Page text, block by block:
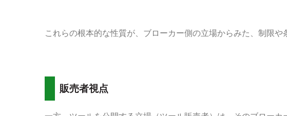
これらの根本的な性質が、ブローカー側の立場からみた、制限や
販売者視点